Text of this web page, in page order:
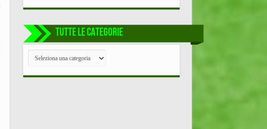
TUTTE LE CATEGORIE
TUTTE
CATEGORIE